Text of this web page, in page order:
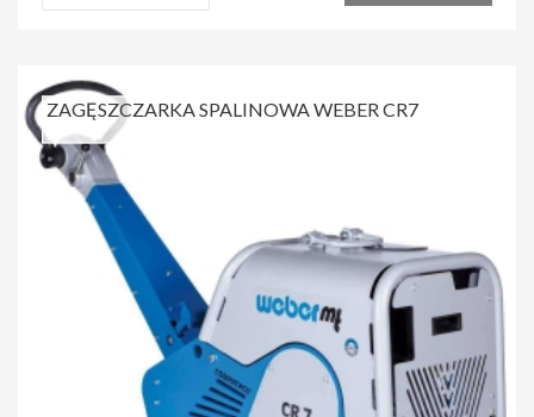
ZAGĘSZCZARKA SPALINOWA WEBER CR7